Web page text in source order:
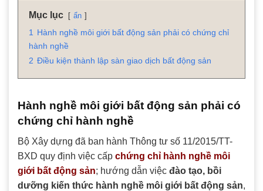
Mục lục ẩn
1
Hành nghề môi giới bất động sản phải có chứng chỉ
hành nghề
2 Điều kiện thành lập sàn giao dịch bất động sản
Hành nghề môi giới bất động sản phải có
chứng chỉ hành nghề
Bộ Xây dựng đã ban hành Thông tư số 11/2015/TT-
BXD quy định việc cấp chứng chỉ hành nghề môi
giới bất động sản; hướng dẫn việc đào tạo, bồi
dưỡng kiến thức hành nghề môi giới bất động sản,